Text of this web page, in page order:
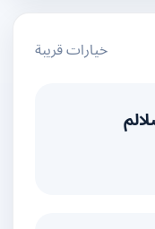
خيارات قريبة